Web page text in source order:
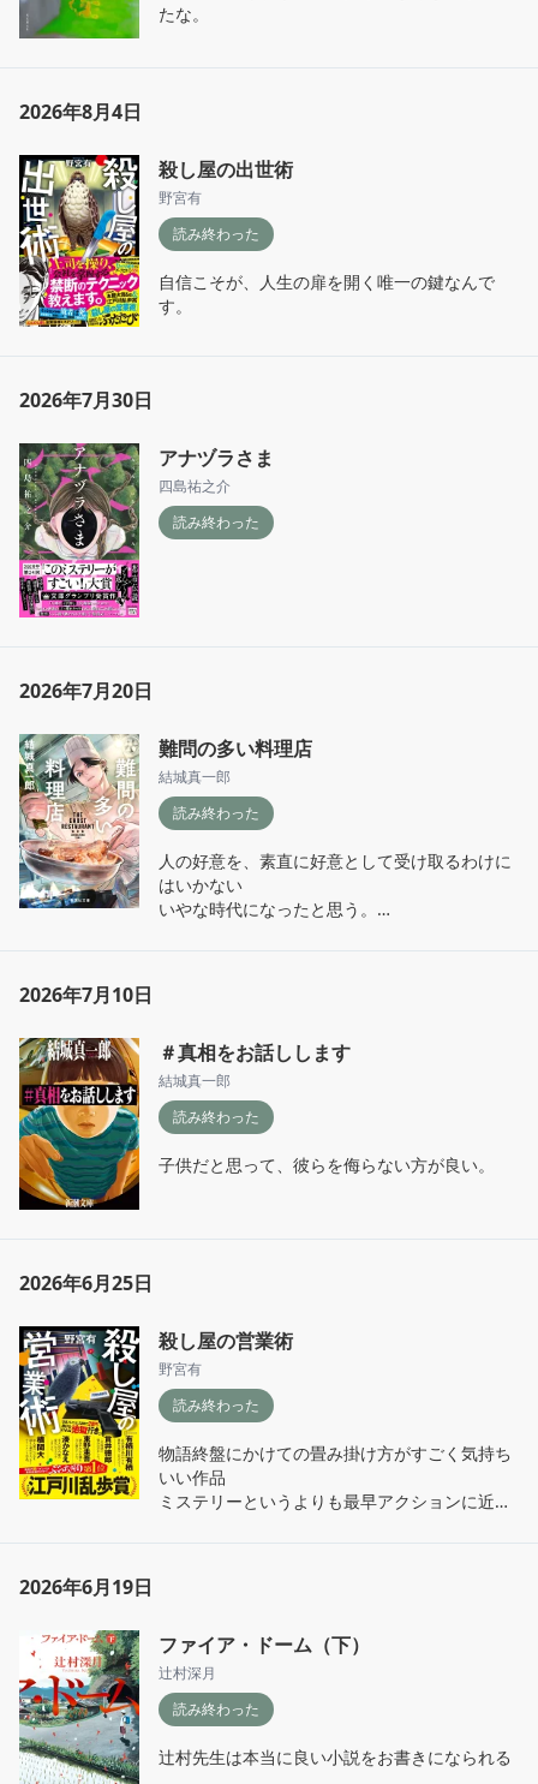
たな。
2026年8月4日
殺し屋の出世術
野宮有
読み終わった
自信こそが、人生の扉を開く唯一の鍵なんで
す。
2026年7月30日
アナヅラさま
四島祐之介
読み終わった
2026年7月20日
難問の多い料理店
結城真一郎
読み終わった
人の好意を、素直に好意として受け取るわけに
はいかない
いやな時代になったと思う。
知らぬが仏、いや、真実など放っとけ。
2026年7月10日
＃真相をお話しします
結城真一郎
読み終わった
子供だと思って、彼らを侮らない方が良い。
2026年6月25日
殺し屋の営業術
野宮有
読み終わった
物語終盤にかけての畳み掛け方がすごく気持ち
いい作品
ミステリーというよりも最早アクションに近い
2026年6月19日
ファイア・ドーム（下）
辻村深月
読み終わった
辻村先生は本当に良い小説をお書きになられる